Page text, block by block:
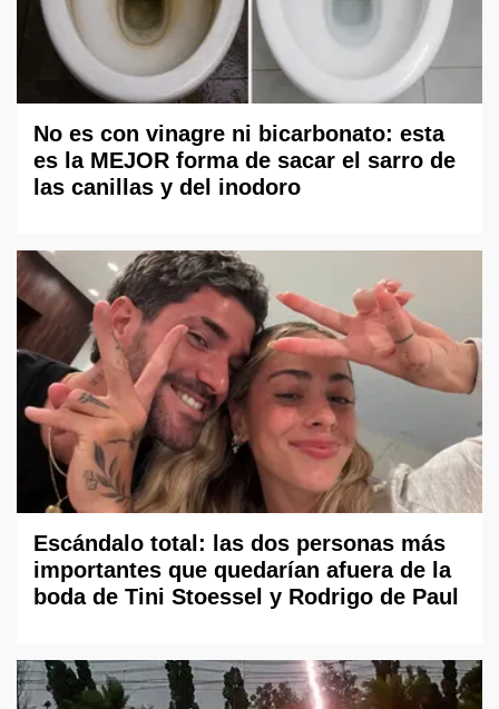
No es con vinagre ni bicarbonato: esta
es la MEJOR forma de sacar el sarro de
las canillas y del inodoro
Escándalo total: las dos personas más
importantes que quedarían afuera de la
boda de Tini Stoessel y Rodrigo de Paul